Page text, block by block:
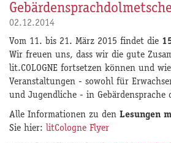
02.12.2014
Vom 11. bis 21. März 2015 findet die
Wir freuen uns, dass wir die gute
lit.COLOGNE fortsetzen können und
Veranstaltungen - sowohl für
und Jugendliche - in Gebärdensprache
Alle Informationen zu den Lesungen
Sie hier: litCologne Flyer